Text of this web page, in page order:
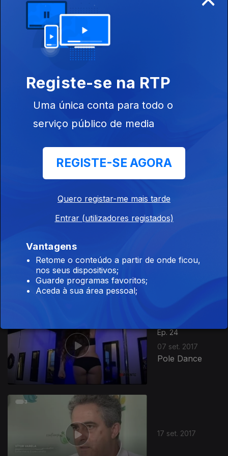
Terra
Prometida
A Árvore da
Vida
Remediados e
Ep. 24
07 set. 2017
Pole Dance
17 set. 2017
Registe-se na RTP
Uma única conta para todo o
serviço público de media
REGISTE-SE AGORA
Quero registar-me mais tarde
Entrar (utilizadores registados)
Vantagens
Retome o conteúdo a partir de onde ficou,
nos seus dispositivos;
Guarde programas favoritos;
Aceda à sua área pessoal;